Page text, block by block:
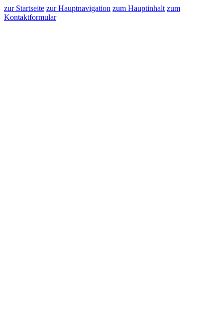
zur Startseite zur Hauptnavigation zum Hauptinhalt zum
Kontaktformular